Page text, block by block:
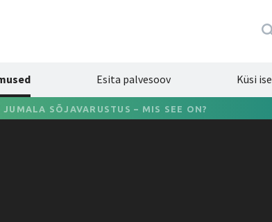
Esita palvesoov Küsi ise
JUMALA SÕJAVARUSTUS – MIS SEE ON?